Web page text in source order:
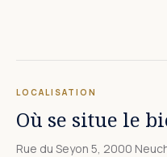
LOCALISATION
Où se situe le
Rue du Seyon 5, 2000